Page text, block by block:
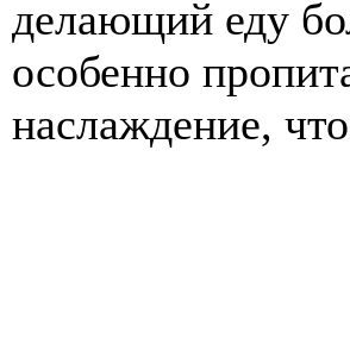
делающий еду
особенно
наслаждение,